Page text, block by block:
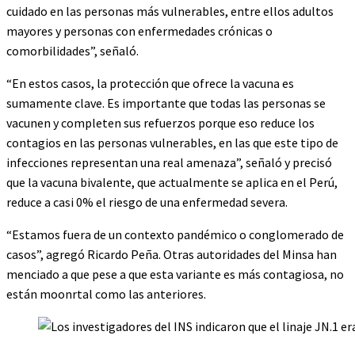
cuidado en las personas más vulnerables, entre ellos adultos
mayores y personas con enfermedades crónicas o
comorbilidades”, señaló.
“En estos casos, la protección que ofrece la vacuna es
sumamente clave. Es importante que todas las personas se
vacunen y completen sus refuerzos porque eso reduce los
contagios en las personas vulnerables, en las que este tipo de
infecciones representan una real amenaza”, señaló y precisó
que la vacuna bivalente, que actualmente se aplica en el Perú,
reduce a casi 0% el riesgo de una enfermedad severa.
“Estamos fuera de un contexto pandémico o conglomerado de
casos”, agregó Ricardo Peña. Otras autoridades del Minsa han
menciado a que pese a que esta variante es más contagiosa, no
están moonrtal como las anteriores.